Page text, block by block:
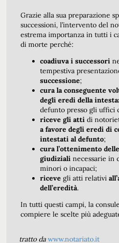
Grazie alla sua preparazione
successioni, l’intervento del
estrema importanza in tutti i
di morte perché:
coadiuva i successori
tempestiva
successione;
cura la conseguente
degli eredi della
defunto presso gli uffici
riceve gli attidi
a favore degli eredi di
intestati al defunto;
cura l’ottenimento
giudizialinecessarie in
minori o incapaci;
riceve gli atti relativi
dell’eredità.
In tutti questi campi, la
compiere le scelte più
tratto dawww.notariato.it